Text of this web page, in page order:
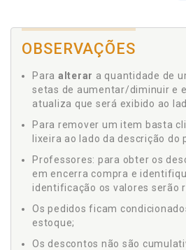
OBSERVAÇÕES
Para alterar a quantidade de
setas de aumentar/diminuir e
atualiza que será exibido ao
Para remover um item basta
lixeira ao lado da descrição do
Professores: para obter os
em encerra compra e
identificação os valores serão
Os pedidos ficam
estoque;
Os descontos não são